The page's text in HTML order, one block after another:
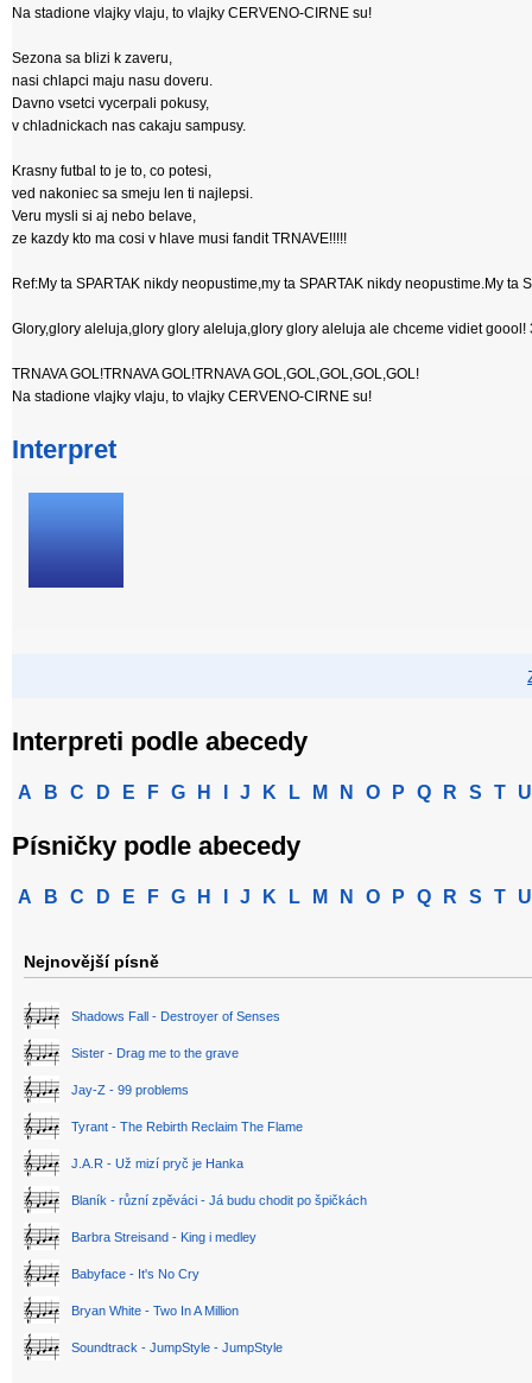
Na stadione vlajky vlaju, to vlajky CERVENO-CIRNE su!
Sezona sa blizi k zaveru,
nasi chlapci maju nasu doveru.
Davno vsetci vycerpali pokusy,
v chladnickach nas cakaju sampusy.
Krasny futbal to je to, co potesi,
ved nakoniec sa smeju len ti najlepsi.
Veru mysli si aj nebo belave,
ze kazdy kto ma cosi v hlave musi fandit TRNAVE!!!!!
Ref:My ta SPARTAK nikdy neopustime,my ta SPARTAK nikdy neopustime.My
Glory,glory aleluja,glory glory aleluja,glory glory aleluja ale chceme vidiet goool!
TRNAVA GOL!TRNAVA GOL!TRNAVA GOL,GOL,GOL,GOL,GOL!
Na stadione vlajky vlaju, to vlajky CERVENO-CIRNE su!
Interpret
Interpreti podle abecedy
A B C D E F G H J K L M N O P Q R S T U
Písničky podle abecedy
A B C D E F G H J K L M N O P Q R S T U
Nejnovější písně
Shadows Fall - Destroyer of Senses
Sister - Drag me to the grave
Jay-Z - 99 problems
Tyrant - The Rebirth Reclaim The Flame
J.A.R - Už mizí pryč je Hanka
Blaník - různí zpěváci - Já budu chodit po špičkách
Barbra Streisand - King i medley
Babyface - It's No Cry
Bryan White - Two In A Million
Soundtrack - JumpStyle - JumpStyle